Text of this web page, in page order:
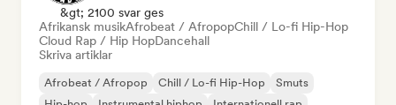
&gt; 2100 svar ges
Afrikansk musikAfrobeat / AfropopChill / Lo-fi Hip-Hop
Cloud Rap / Hip HopDancehall
Skriva artiklar
Afrobeat / Afropop Chill / Lo-fi Hip-Hop
Smuts